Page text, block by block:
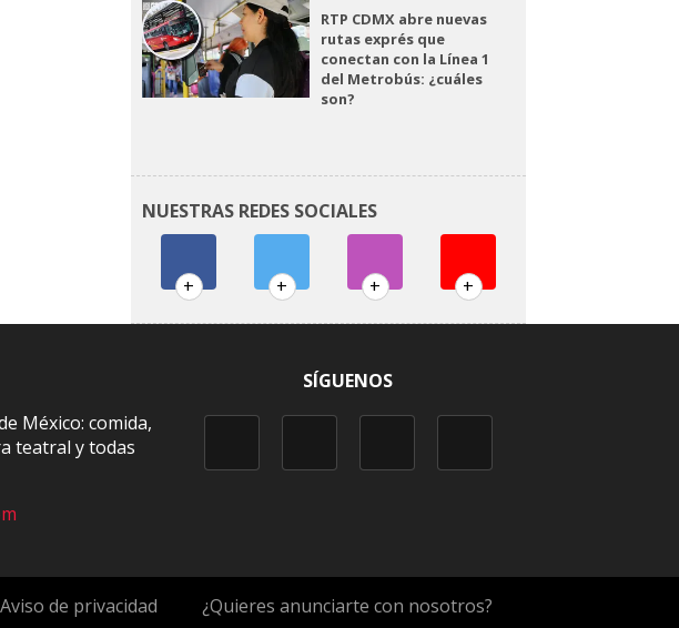
RTP CDMX abre nuevas
rutas exprés que
conectan con la Línea 1
del Metrobús: ¿cuáles
son?
NUESTRAS REDES SOCIALES
+ + + +
México: comida,
teatral y todas
SÍGUENOS
Aviso de privacidad ¿Quieres anunciarte con nosotros?